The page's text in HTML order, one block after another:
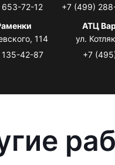
72-12
+7 (499)
114
42-87
АТЦ
ул.
+7